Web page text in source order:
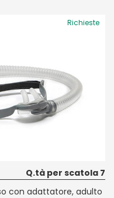
Richieste
Q.tà per scatola 7
con adattatore, adulto